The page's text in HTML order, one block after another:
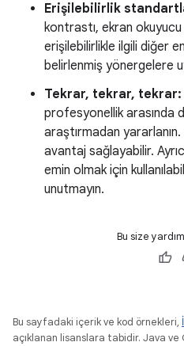
Erişilebilirlik
kontrastı, ekran
erişilebilirlikle ilgili diğer
belirlenmiş yönergelere
Tekrar, tekrar, tekrar:
profesyonellik arasında
araştırmadan
avantaj sağlayabilir.
emin olmak için
unutmayın.
Bu size
Bu sayfadaki içerik ve kod örnekleri,
açıklanan lisanslara tabidir. Java